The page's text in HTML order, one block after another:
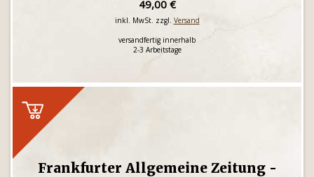
49,00 €
inkl. MwSt. zzgl. Versand
versandfertig innerhalb
2-3 Arbeitstage
Frankfurter Allgemeine Zeitung -